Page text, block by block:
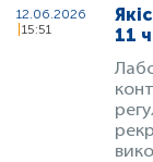
12.06.2026
15:51
11